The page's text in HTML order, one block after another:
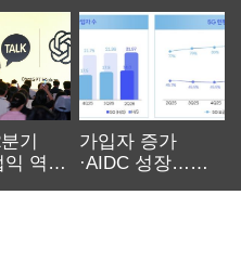
기
익 역대
가입자 증가
·AIDC 성장…